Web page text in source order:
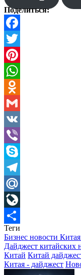
Поделиться:
Facebook
Twitter
Pinterest
WhatsApp
Odnoklassniki
Gmail
VK
Viber
Skype
Telegram
Mail.Ru
LiveJournal
Отправить
Теги
Бизнес новости
Дайджест китайских
Китай Китай
Китая - дайджест